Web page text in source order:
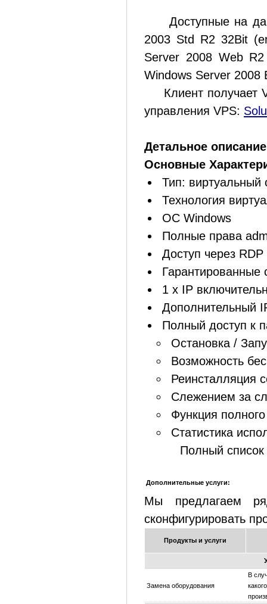
Доступные на
2003 Std R2 32Bit
Server 2008 Web
Windows Server 2008
Клиент получает
управления VPS:
Детальное
Основные
Тип: виртуальный
Технология
ОС Windows
Полные права
Доступ через RDP
Гарантированные
1 x IP
Дополнительный
Полный доступ к
Остановка /
Возможность
Реинсталляция
Слежением за
Функция
Статистика
Полный список
Дополнительные услуги:
Мы предлагаем
сконфигурировать
Продукты и услуги
Замена оборудования
В